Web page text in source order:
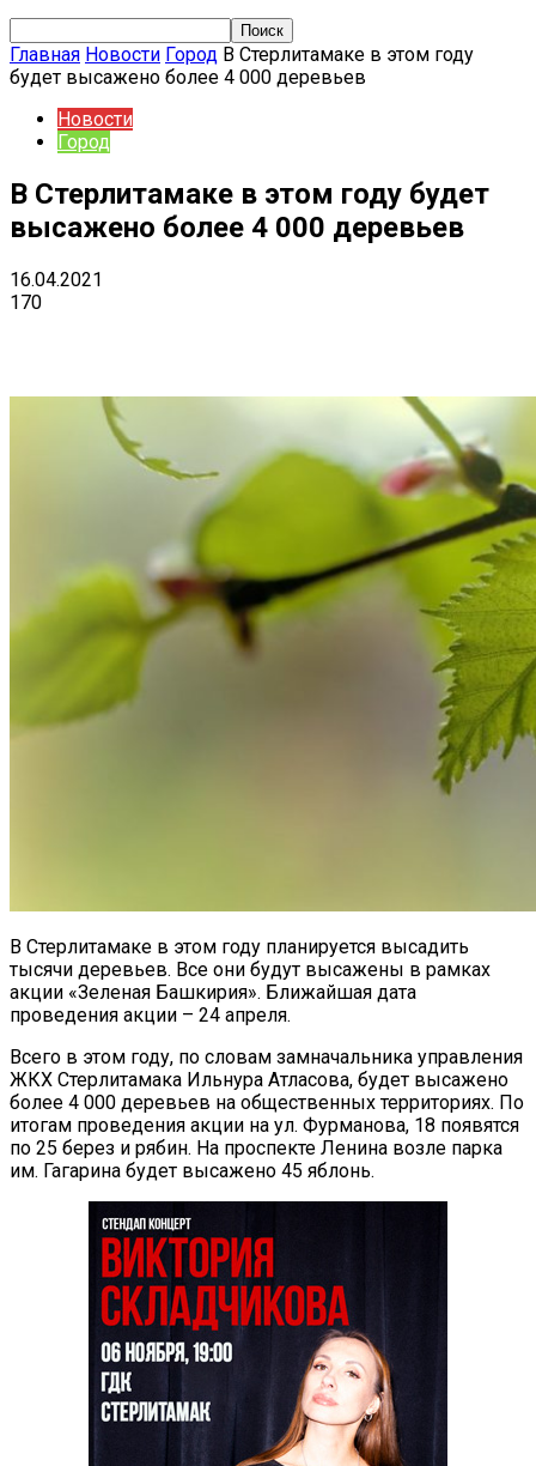
Главная Новости Город В Стерлитамаке в этом году
будет высажено более 4 000 деревьев
Новости
Город
В Стерлитамаке в этом году будет
высажено более 4 000 деревьев
16.04.2021
170
В Стерлитамаке в этом году планируется высадить
тысячи деревьев. Все они будут высажены в рамках
акции «Зеленая Башкирия». Ближайшая дата
проведения акции – 24 апреля.
Всего в этом году, по словам замначальника управления
ЖКХ Стерлитамака Ильнура Атласова, будет высажено
более 4 000 деревьев на общественных территориях. По
итогам проведения акции на ул. Фурманова, 18 появятся
по 25 берез и рябин. На проспекте Ленина возле парка
им. Гагарина будет высажено 45 яблонь.